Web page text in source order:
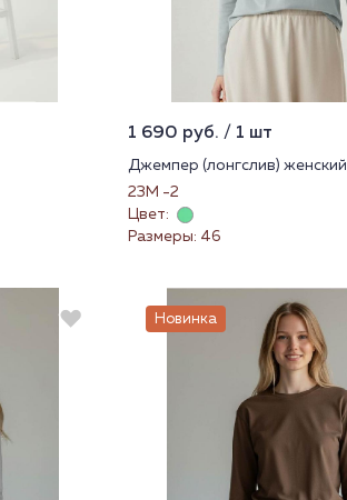
1 690 руб. / 1 шт
Джемпер (лонгслив) женский
23М -2
Цвет:
Размеры: 46
Новинка